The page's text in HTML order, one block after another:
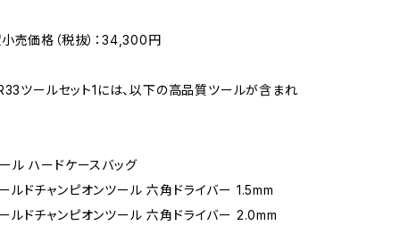
売価格（税抜）：34,300円
ツールセット1には、以下の高品質ツールが含まれ
ル ハードケースバッグ
ルドチャンピオンツール 六角ドライバー 1.5mm
ルドチャンピオンツール 六角ドライバー 2.0mm